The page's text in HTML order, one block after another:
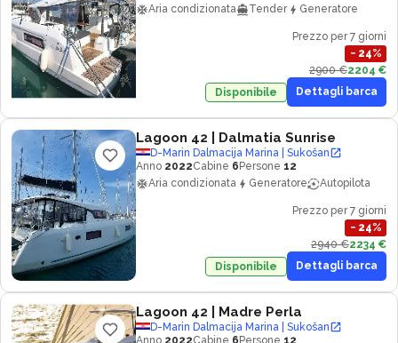
Aria condizionata
Tender Generatore
Prezzo per 7 giorni
− 24%
2900 €2204 €
Disponibile
Dettagli barca
Lagoon 42 | Dalmatia Sunrise
D-Marin Dalmacija Marina | Sukošan
Anno 2022Cabine 6 Persone 12
Aria condizionata
Generatore Autopilota
Prezzo per 7 giorni
− 24%
2940 €2234 €
Disponibile
Dettagli barca
Lagoon 42 | Madre Perla
D-Marin Dalmacija Marina | Sukošan
Anno 2022Cabine 6 Persone 12